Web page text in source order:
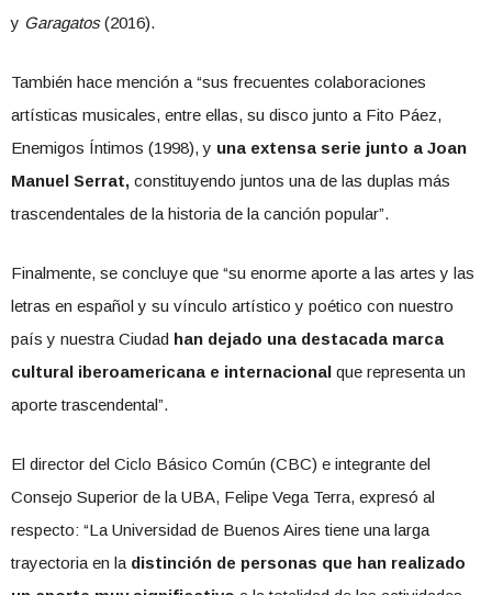
y Garagatos(2016).
También hace mención a “sus frecuentes colaboraciones
artísticas musicales, entre ellas, su disco junto a Fito Páez,
Enemigos Íntimos (1998), y una extensa serie junto a Joan
Manuel Serrat, constituyendo juntos una de las duplas más
trascendentales de la historia de la canción popular”.
Finalmente, se concluye que “su enorme aporte a las artes y las
letras en español y su vínculo artístico y poético con nuestro
país y nuestra Ciudad han dejado una destacada marca
cultural iberoamericana e internacional que representa un
aporte trascendental”.
El director del Ciclo Básico Común (CBC) e integrante del
Consejo Superior de la UBA, Felipe Vega Terra, expresó al
respecto: “La Universidad de Buenos Aires tiene una larga
trayectoria en la distinción de personas que han realizado